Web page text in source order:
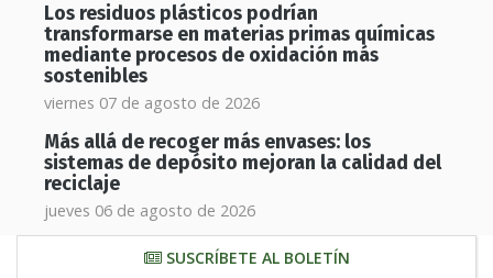
Los residuos plásticos podrían
transformarse en materias primas químicas
mediante procesos de oxidación más
sostenibles
viernes 07 de agosto de 2026
Más allá de recoger más envases: los
sistemas de depósito mejoran la calidad del
reciclaje
jueves 06 de agosto de 2026
SUSCRÍBETE AL BOLETÍN